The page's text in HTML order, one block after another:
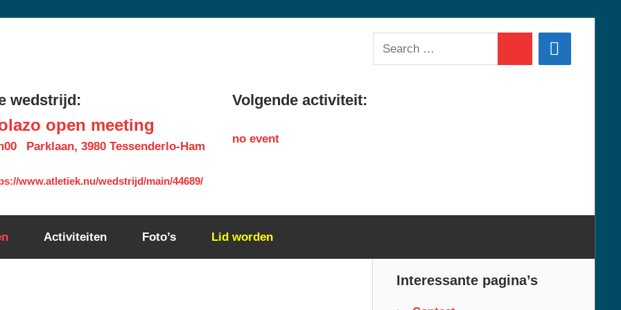
Search
for:
wedstrijd:
open meeting
Parklaan, 3980 Tessenderlo-Ham
www.atletiek.nu/wedstrijd/main/44689/
Volgende activiteit:
no event
Activiteiten Foto’s Lid worden
Interessante pagina’s